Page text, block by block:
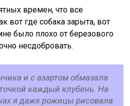
времен, что все
вот где собака зарыта, вот
было плохо от березового
несдобровать.
и с азартом обмазала
каждый клубень. На
я даже рожицы рисовала